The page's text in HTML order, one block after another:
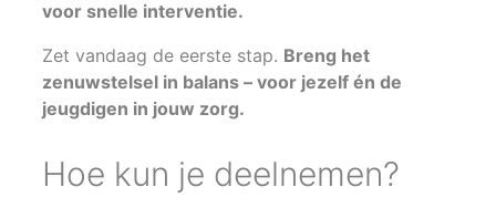
voor snelle interventie.
Zet vandaag de eerste stap. Breng het
zenuwstelsel in balans – voor jezelf én de
jeugdigen in jouw zorg.
Hoe kun je deelnemen?